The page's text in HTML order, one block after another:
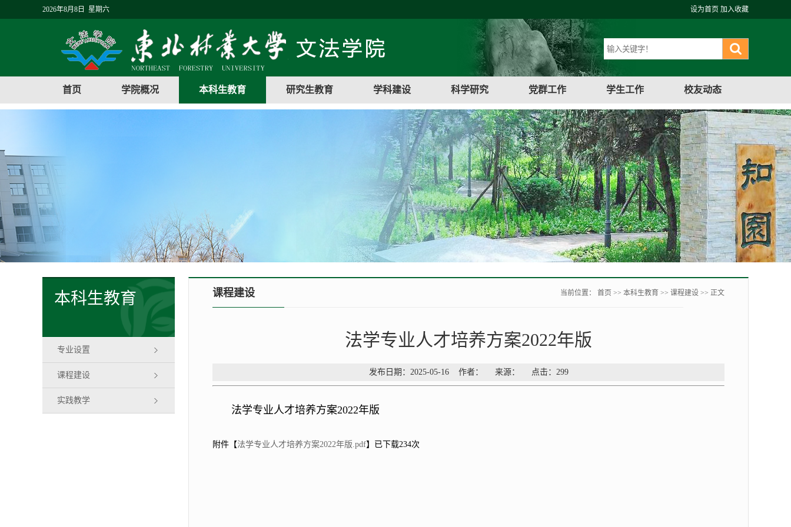
2026年8月8日 星期六 设为首页 加入收藏
首页 学院概况 本科生教育 研究生教育 学科建设 科学研究 党群工作 学生工作 校友动态
本科生教育
专业设置
课程建设
实践教学
课程建设 当前位置： 首页 >> 本科生教育 >> 课程建设 >> 正文
法学专业人才培养方案2022年版
发布日期：2025-05-16 作者： 来源： 点击： 299
法学专业人才培养方案2022年版
附件【法学专业人才培养方案2022年版.pdf】已下载234次